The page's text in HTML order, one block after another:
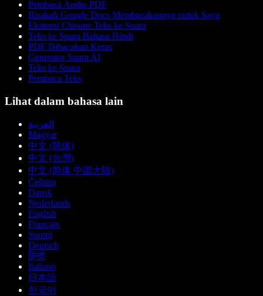
Pembaca Audio PDF
Bisakah Google Docs Membacakannya untuk Saya
Ekstensi Chrome Teks ke Suara
Teks ke Suara Bahasa Hindi
PDF Dibacakan Keras
Generator Suara AI
Teks ke Suara
Pembaca Teks
Lihat dalam bahasa lain
العربية
Magyar
中文 (简体)
中文 (台灣)
中文 (简体 中国大陆)
Čeština
Dansk
Nederlands
English
Français
Suomi
Deutsch
हिन्दी
Italiano
日本語
한국어